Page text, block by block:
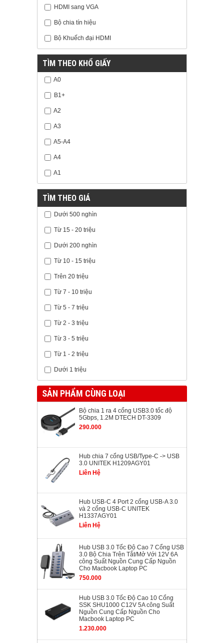
HDMI sang VGA
Bộ chia tín hiệu
Bộ Khuếch đại HDMI
TÌM THEO KHỔ GIẤY
A0
B1+
A2
A3
A5-A4
A4
A1
TÌM THEO GIÁ
Dưới 500 nghìn
Từ 15 - 20 triệu
Dưới 200 nghìn
Từ 10 - 15 triệu
Trên 20 triệu
Từ 7 - 10 triệu
Từ 5 - 7 triệu
Từ 2 - 3 triệu
Từ 3 - 5 triệu
Từ 1 - 2 triệu
Dưới 1 triệu
SẢN PHẨM CÙNG LOẠI
Bộ chia 1 ra 4 cổng USB3.0 tốc độ
5Gbps, 1.2M DTECH DT-3309
290.000
Hub chia 7 cổng USB/Type-C -> USB
3.0 UNITEK H1209AGY01
Liên Hệ
Hub USB-C 4 Port 2 cổng USB-A 3.0
và 2 cổng USB-C UNITEK
H1337AGY01
Liên Hệ
Hub USB 3.0 Tốc Độ Cao 7 Cổng USB
3.0 Bộ Chia Trên Tắt/Mở Với 12V 6A
công Suất Nguồn Cung Cấp Nguồn
Cho Macbook Laptop PC
750.000
Hub USB 3.0 Tốc Độ Cao 10 Cổng
SSK SHU1000 C12V 5A công Suất
Nguồn Cung Cấp Nguồn Cho
Macbook Laptop PC
1.230.000